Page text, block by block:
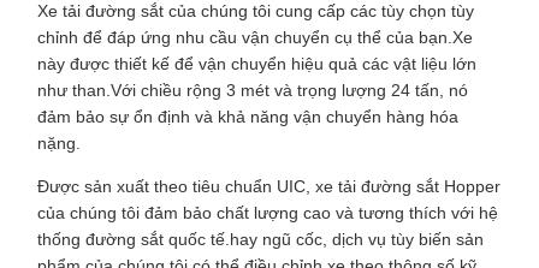
Xe tải đường sắt của chúng tôi cung cấp các tùy chọn tùy
chỉnh để đáp ứng nhu cầu vận chuyển cụ thể của bạn.Xe
này được thiết kế để vận chuyển hiệu quả các vật liệu lớn
như than.Với chiều rộng 3 mét và trọng lượng 24 tấn, nó
đảm bảo sự ổn định và khả năng vận chuyển hàng hóa
nặng.
Được sản xuất theo tiêu chuẩn UIC, xe tải đường sắt Hopper
của chúng tôi đảm bảo chất lượng cao và tương thích với hệ
thống đường sắt quốc tế.hay ngũ cốc, dịch vụ tùy biến sản